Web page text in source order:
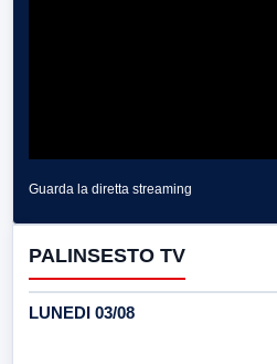
Guarda la diretta streaming
PALINSESTO TV
LUNEDI 03/08